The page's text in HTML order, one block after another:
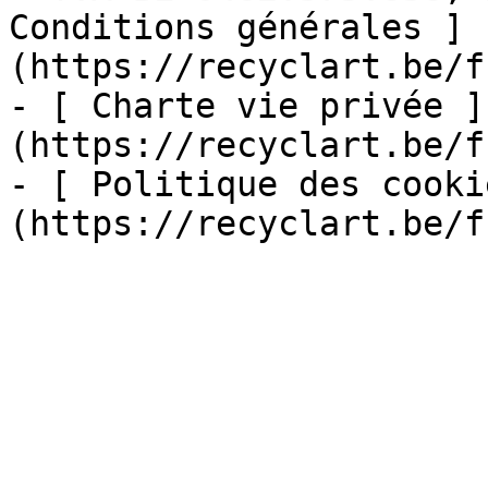
Conditions générales ]
(https://recyclart.be/
- [ Charte vie privée ]
(https://recyclart.be/
- [ Politique des